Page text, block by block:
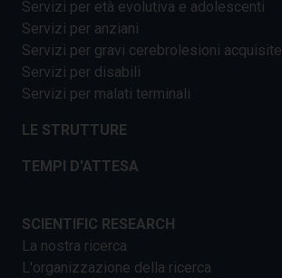
Servizi per età evolutiva e adolescenti
Servizi per anziani
Servizi per gravi cerebrolesioni acquisite
Servizi per disabili
Servizi per malati terminali
LE STRUTTURE
TEMPI D'ATTESA
SCIENTIFIC RESEARCH
La nostra ricerca
L'organizzazione della ricerca